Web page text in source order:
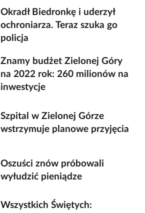
Okradł Biedronkę i uderzył
ochroniarza. Teraz szuka go
policja
Znamy budżet Zielonej Góry
na 2022 rok: 260 milionów na
inwestycje
Szpital w Zielonej Górze
wstrzymuje planowe przyjęcia
Oszuści znów próbowali
wyłudzić pieniądze
Wszystkich Świętych: